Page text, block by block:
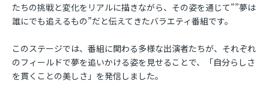
たちの挑戦と変化をリアルに描きながら、その姿を通じて””夢は
誰にでも追えるもの”だと伝えてきたバラエティ番組です。
このステージでは、番組に関わる多様な出演者たちが、それぞれ
のフィールドで夢を追いかける姿を見せることで、「自分らしさ
を貫くことの美しさ」を発信しました。